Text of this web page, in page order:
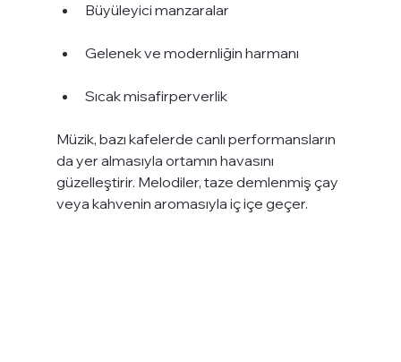
Büyüleyici manzaralar
Gelenek ve modernliğin harmanı
Sıcak misafirperverlik
Müzik, bazı kafelerde canlı performansların
da yer almasıyla ortamın havasını
güzelleştirir. Melodiler, taze demlenmiş çay
veya kahvenin aromasıyla iç içe geçer.